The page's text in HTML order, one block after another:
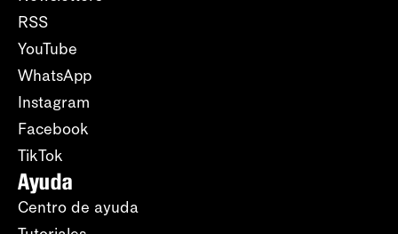
RSS
YouTube
WhatsApp
Instagram
Facebook
TikTok
Ayuda
Centro de ayuda